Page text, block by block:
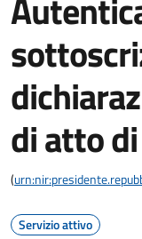
di atto
(
Servizio attivo